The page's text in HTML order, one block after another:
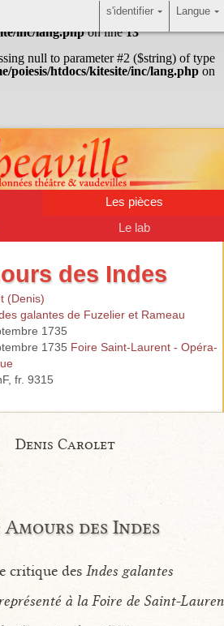
key "HTTP_ACCEPT_LANGUAGE" in
inc/lang.phpon line13
null to parameter #2 ($string) of type
poiesis/htdocs/kitesite/inc/lang.php on
Les pièces
Le lab
des Indes
(Denis)
galantes de Fuzelier et Rameau
1735
1735 Foire Saint-Laurent - Opéra-
fr. 9315
Denis Carolet
Amours des Indes
critique desIndes galantes
à la Foire de Saint-
Langue
s'identifier